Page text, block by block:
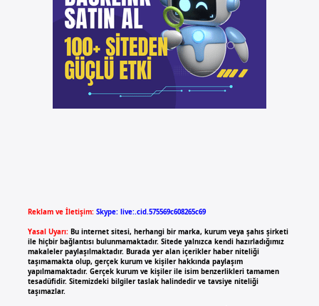
Reklam ve İletişim: Skype: live:.cid.575569c608265c69
Yasal Uyarı: Bu internet sitesi, herhangi bir marka, kurum veya şahıs şirketi
ile hiçbir bağlantısı bulunmamaktadır. Sitede yalnızca kendi hazırladığımız
makaleler paylaşılmaktadır. Burada yer alan içerikler haber niteliği
taşımamakta olup, gerçek kurum ve kişiler hakkında paylaşım
yapılmamaktadır. Gerçek kurum ve kişiler ile isim benzerlikleri tamamen
tesadüfidir. Sitemizdeki bilgiler taslak halindedir ve tavsiye niteliği
taşımazlar.